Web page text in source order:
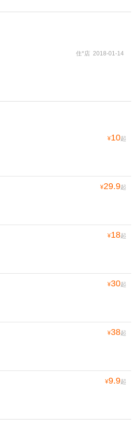
住*店 2018-01-14
¥10起
¥29.9起
¥18起
¥30起
¥38起
¥9.9起